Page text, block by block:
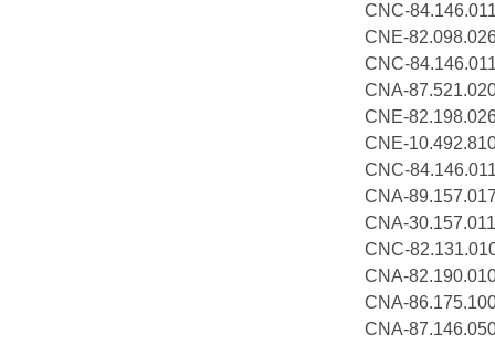
CNC-
CNE-
CNC-
CNA-
CNE-
CNE-
CNC-
CNA-
CNA-
CNC-
CNA-
CNA-
CNA-